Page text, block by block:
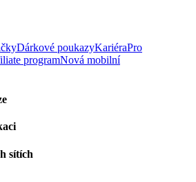
Dárkové poukazyKariéraPro
programNová mobilní
sítích